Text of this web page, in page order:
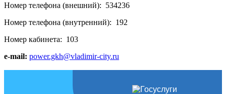
Номер телефона (внешний): 534236
Номер телефона (внутренний): 192
Номер кабинета: 103
e-mail: power.gkh@vladimir-city.ru